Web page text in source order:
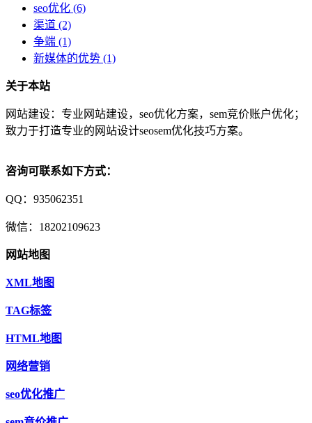
seo优化 (6)
渠道 (2)
争端 (1)
新媒体的优势 (1)
关于本站
网站建设：专业网站建设，seo优化方案，sem竞价账户优化；
致力于打造专业的网站设计seosem优化技巧方案。
咨询可联系如下方式：
QQ：935062351
微信：18202109623
网站地图
XML地图
TAG标签
HTML地图
网络营销
seo优化推广